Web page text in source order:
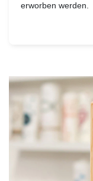
erworben werden.